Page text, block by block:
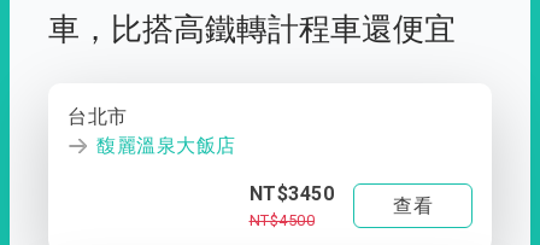
車， 比搭高鐵轉計程車還便宜
台北市
馥麗溫泉大飯店
NT$3450
NT$4500
查看